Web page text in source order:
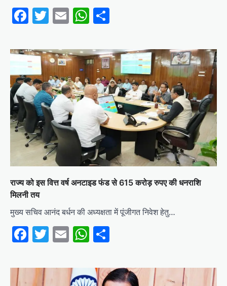
Facebook
Twitter
EmailWhatsApp
राज्य को इस वित्त वर्ष अनटाइड फंड से 615 करोड़ रुपए की धनराशि
मिलनी तय
मुख्य सचिव आनंद बर्धन की अध्यक्षता में पूंजीगत निवेश हेतु…
Facebook
Twitter
EmailWhatsApp